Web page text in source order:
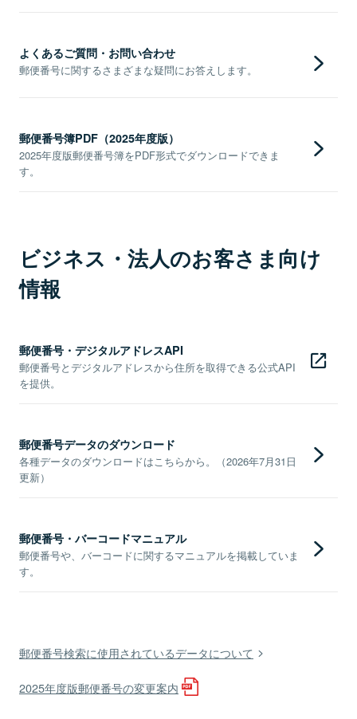
よくあるご質問・お問い合わせ
郵便番号に関するさまざまな疑問にお答えします。
郵便番号簿PDF（2025年度版）
2025年度版郵便番号簿をPDF形式でダウンロードできま
す。
ビジネス・法人のお客さま向け
情報
郵便番号・デジタルアドレスAPI
郵便番号とデジタルアドレスから住所を取得できる公式API
を提供。
郵便番号データのダウンロード
各種データのダウンロードはこちらから。（2026年7月31日
更新）
郵便番号・バーコードマニュアル
郵便番号や、バーコードに関するマニュアルを掲載していま
す。
郵便番号検索に使用されているデータについて
2025年度版郵便番号の変更案内